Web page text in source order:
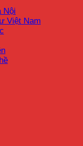
Nội
Việt Nam